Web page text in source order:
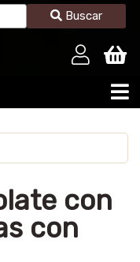
Buscar
con
con